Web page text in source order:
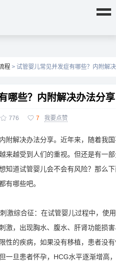
程 > 试管婴儿常见并发症有哪些？内附解
哪些？内附解决办法分享
 776  7 我要点赞
附解决办法分享。近年来，随着我
来越受到人们的重视。但还是有一
知道试管婴儿会不会有风险？那么
有哪些吧。
激综合征：在试管婴儿过程中，使
激，出现胸水、腹水、肝肾功能损
性的疾病，如果没有移植，患者没
一旦患者怀孕，HCG水平逐渐增高